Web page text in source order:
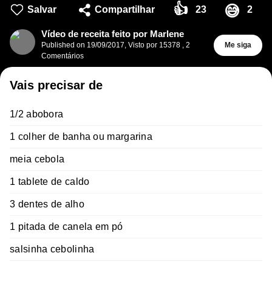
Salvar Compartilhar 👍 23 😅 2
Vídeo de receita feito por Marlene
Published on 19/09/2017, Visto por 15378 , 2
Comentários
Me siga
Vais precisar de
1/2 abobora
1 colher de banha ou margarina
meia cebola
1 tablete de caldo
3 dentes de alho
1 pitada de canela em pó
salsinha cebolinha